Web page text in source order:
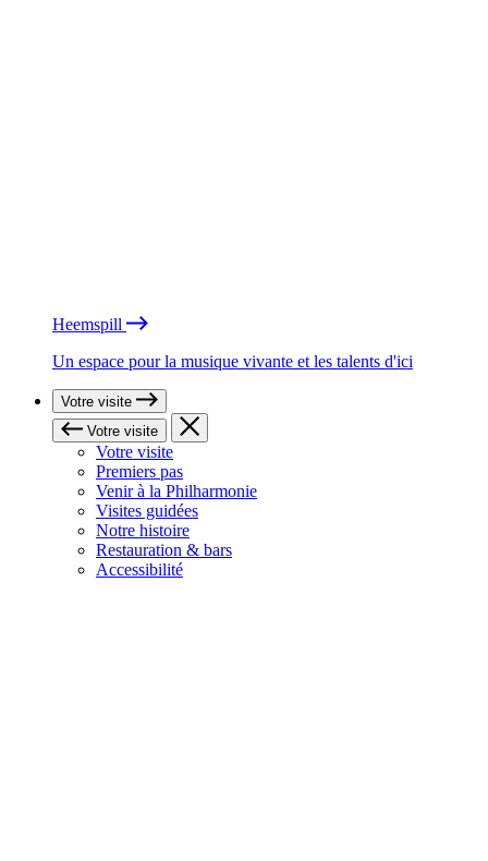
Heemspill
Un espace pour la musique vivante et les talents d'ici
Votre visite
Votre visite
Votre visite
Premiers pas
Venir à la Philharmonie
Visites guidées
Notre histoire
Restauration & bars
Accessibilité